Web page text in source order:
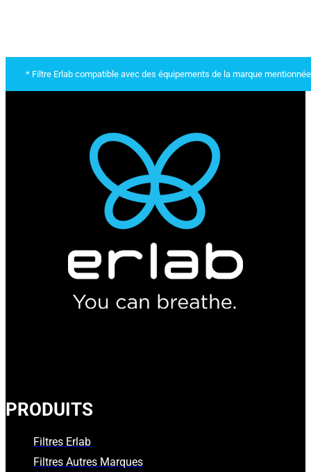
* Filtre Erlab compatible avec des équipements de la marque
PRODUITS
Filtres Erlab
Filtres Autres Marques